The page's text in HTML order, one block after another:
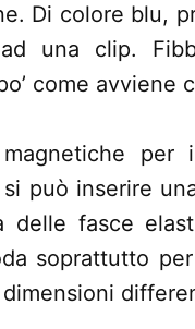
Di colore blu,
una clip.
come avviene
può inserire
fasce
soprattutto